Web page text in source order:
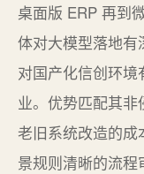
桌面版 ERP 再到
体对大模型落地
对国产化信创环
业。优势匹配其
老旧系统改造的
景规则清晰的流